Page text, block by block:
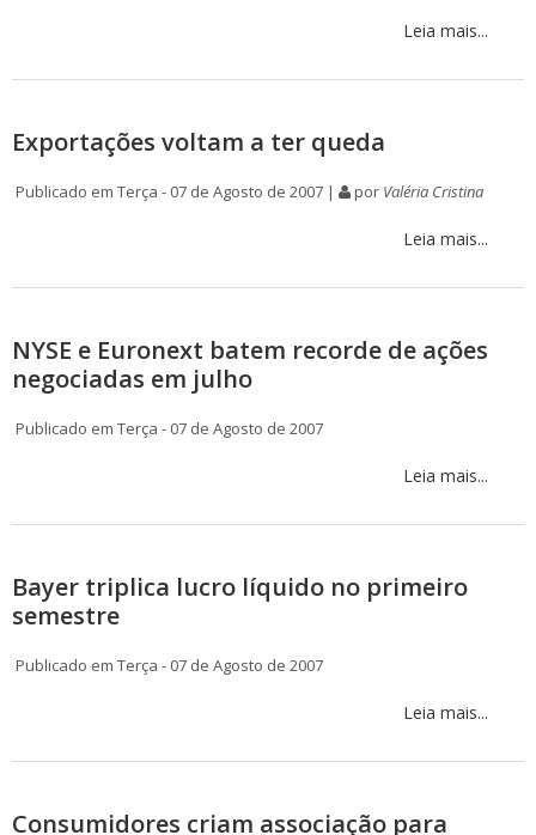
Leia mais...
Exportações voltam a ter queda
Publicado em Terça - 07 de Agosto de 2007 | por Valéria Cristina
Leia mais...
NYSE e Euronext batem recorde de ações
negociadas em julho
Publicado em Terça - 07 de Agosto de 2007
Leia mais...
Bayer triplica lucro líquido no primeiro
semestre
Publicado em Terça - 07 de Agosto de 2007
Leia mais...
Consumidores criam associação para